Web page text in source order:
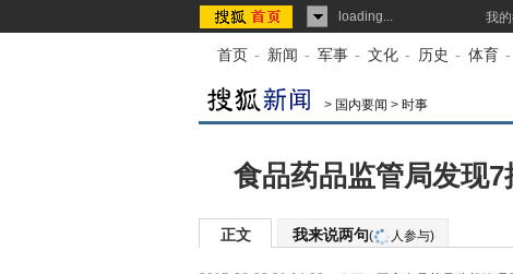
loading... 我
首页 - 新闻 - 军事 - 文化 - 历史 - 体育 -
> 国内要闻 > 时事
食品药品监管局发现
正文 我来说两句( 人参与)